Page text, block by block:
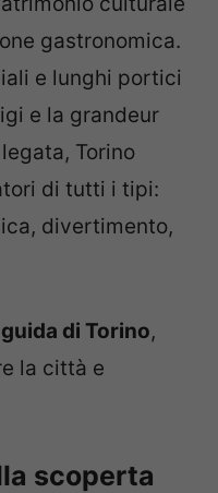
gastronomica.
e lunghi portici
e la grandeur
Torino
di tutti i tipi:
divertimento,
guida di Torino,
la città e
scoperta